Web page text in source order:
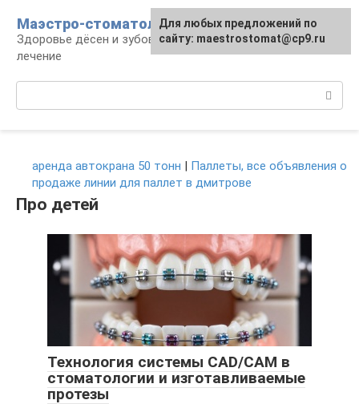
контенту
Маэстро-стоматолог
Здоровье дёсен и зубов, диагностика и
лечение
аренда автокрана 50 тонн | Паллеты, все объявления о
продаже линии для паллет в дмитрове
Про детей
Технология системы CAD/CAM в
стоматологии и изготавливаемые
протезы
Для любых предложений по
сайту: maestrostomat@cp9.ru